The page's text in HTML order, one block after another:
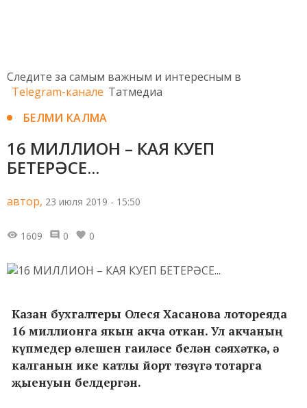
Следите за самым важным и интересным в
Telegram-канале Татмедиа
БЕЛМИ КАЛМА
16 МИЛЛИОН – КАЯ КУЕП
БЕТЕРӘСЕ...
автор, 23 июля 2019 - 15:50
1609 0 0
Казан бухгалтеры Олеся Хасанова лотореяда
16 миллионга якын акча откан. Ул акчаның
күпмедер өлешен гаиләсе белән сәяхәткә, ә
калганын ике катлы йорт төзүгә тотарга
җыенуын белдергән.